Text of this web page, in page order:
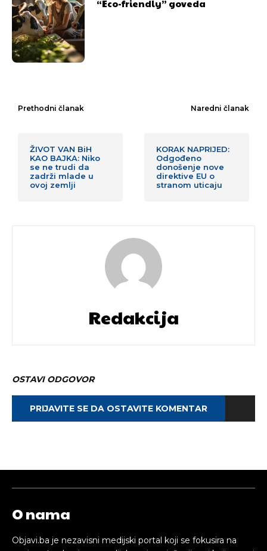
“Eco-friendly” goveda
Prethodni članak
ŽIVOT VAN BiH
KAO BAJKA: Niko
se ne trudi da
zadrži mlade u
ovoj zemlji
Naredni članak
KORAK NAPRIJED:
Odgođeno
donošenje nove
direktive EU o
stranom uticaju
Redakcija
OSTAVI ODGOVOR
PRIJAVITE SE DA OSTAVITE KOMENTAR
O nama
Objavi.ba je nezavisni medijski portal koji se fokusira na